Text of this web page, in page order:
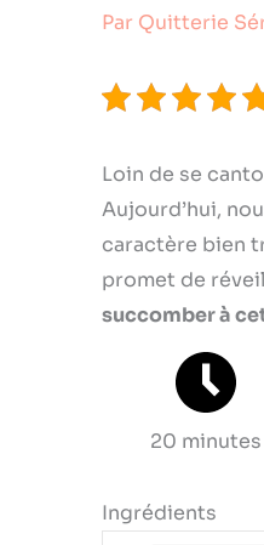
Par Quitterie
Loin de se
Aujourd’hui,
caractère bien
promet de
succomber à
20 minutes
Ingrédients